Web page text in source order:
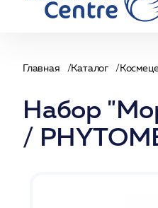
Главная Каталог
Набор
/